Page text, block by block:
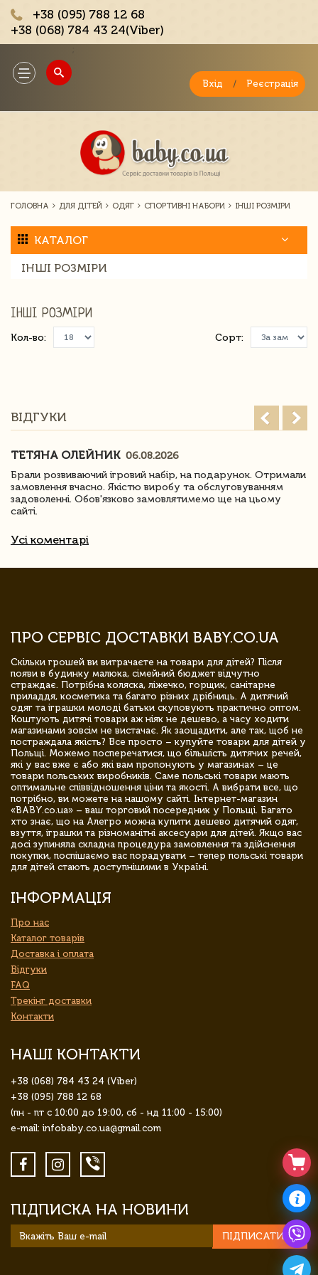
+38 (095) 788 12 68
+38 (068) 784 43 24(Viber)
Toggle
navigation
Вхід / Реєстрація
ГОЛОВНА ДЛЯ ДІТЕЙ ОДЯГ СПОРТИВНІ НАБОРИ ІНШІ РОЗМІРИ
КАТАЛОГ
ІНШІ РОЗМІРИ
ІНШІ РОЗМІРИ
Кол-во: Сорт:
ВІДГУКИ
ТЕТЯНА ОЛЕЙНИК 06.08.2026
Брали розвиваючий ігровий набір, на подарунок. Отримали
замовлення вчасно. Якістю виробу та обслуговуванням
задоволенні. Обов'язково замовлятимемо ще на цьому
сайті.
Усі коментарі
ПРО СЕРВІС ДОСТАВКИ BABY.CO.UA
Скільки грошей ви витрачаєте на товари для дітей? Після
появи в будинку малюка, сімейний бюджет відчутно
страждає. Потрібна коляска, ліжечко, горщик, санітарне
приладдя, косметика та багато різних дрібниць. А дитячий
одяг та іграшки молоді батьки скуповують практично оптом.
Коштують дитячі товари аж ніяк не дешево, а часу ходити
магазинами зовсім не вистачає. Як заощадити, але так, щоб не
постраждала якість? Все просто – купуйте товари для дітей у
Польщі. Можемо посперечатися, що більшість дитячих речей,
які у вас вже є або які вам пропонують у магазинах – це
товари польських виробників. Саме польські товари мають
оптимальне співвідношення ціни та якості. А вибрати все, що
потрібно, ви можете на нашому сайті. Інтернет-магазин
«BABY.co.ua» – ваш торговий посередник у Польщі. Багато
хто знає, що на Алегро можна купити дешево дитячий одяг,
взуття, іграшки та різноманітні аксесуари для дітей. Якщо вас
досі зупиняла складна процедура замовлення та здійснення
покупки, поспішаємо вас порадувати – тепер польські товари
для дітей стають доступнішими в Україні.
ІНФОРМАЦІЯ
Про нас
Каталог товарів
Доставка і оплата
Відгуки
FAQ
Трекінг доставки
Контакти
НАШІ КОНТАКТИ
+38 (068) 784 43 24 (Viber)
+38 (095) 788 12 68
(пн - пт с 10:00 до 19:00, сб - нд 11:00 - 15:00)
e-mail: infobaby.co.ua@gmail.com
ПІДПИСКА НА НОВИНИ
ПІДПИСАТИСЯ